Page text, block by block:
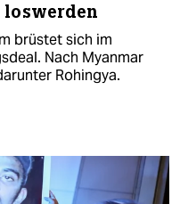
brüstet sich im
Nach Myanmar
Rohingya.